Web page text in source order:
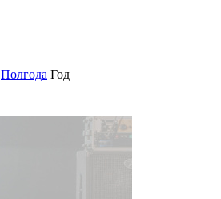
Полгода Год